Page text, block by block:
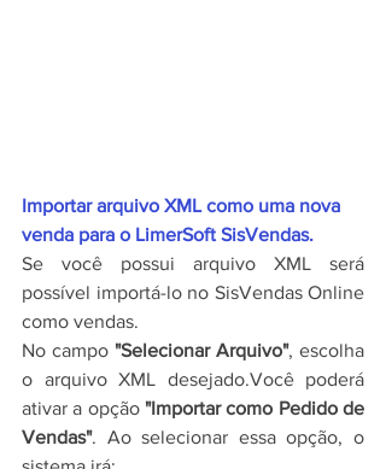
Importar arquivo XML como uma nova
venda para o LimerSoft SisVendas.
Se você possui arquivo XML será
possível importá-lo no SisVendas Online
como vendas.
No campo "Selecionar Arquivo", escolha
o arquivo XML desejado.Você poderá
ativar a opção "Importar como Pedido de
Vendas". Ao selecionar essa opção, o